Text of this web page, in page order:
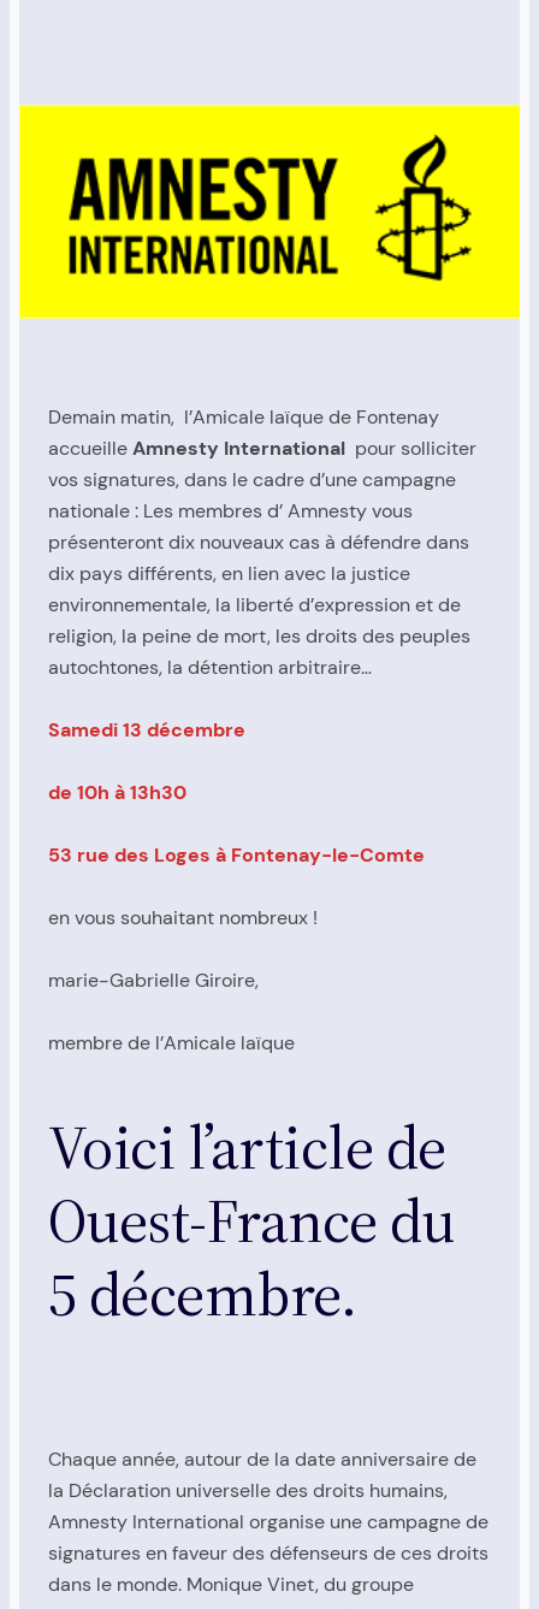
Demain matin, l’Amicale laïque de Fontenay
accueilleAmnesty International pour solliciter
vos signatures, dans le cadre d’une campagne
nationale : Les membres d’ Amnesty vous
présenteront dix nouveaux cas à défendre dans
dix pays différents, en lien avec la justice
environnementale, la liberté d’expression et de
religion, la peine de mort, les droits des peuples
autochtones, la détention arbitraire…
Samedi 13 décembre
de 10h à 13h30
53 rue des Loges à Fontenay-le-Comte
en vous souhaitant nombreux !
marie-Gabrielle Giroire,
membre de l’Amicale laïque
Voici l’article de
Ouest-France du
5 décembre.
Chaque année, autour de la date anniversaire de
la Déclaration universelle des droits humains,
Amnesty International organise une campagne de
signatures en faveur des défenseurs de ces droits
dans le monde. Monique Vinet, du groupe